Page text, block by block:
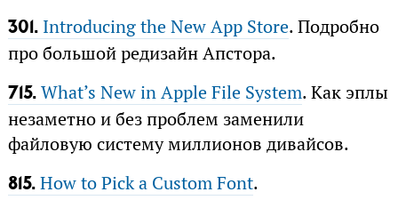
301.Introducing the New App Store. Подробно
про большой редизайн Апстора.
715.What’s New in Apple File System. Как эплы
незаметно и без проблем заменили
файловую систему миллионов дивайсов.
815.How to Pick a Custom Font.